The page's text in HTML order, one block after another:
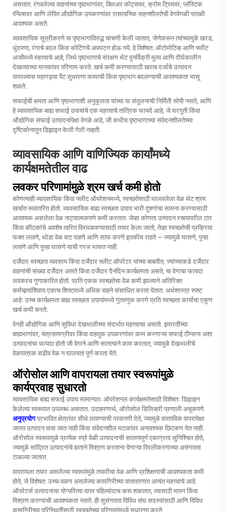
असतात. रंगवलेल्या वाहनांच्या पृष्ठभागांवर, क्लिअर कोट्सवर, क्रोम ट्रिमवर, प्लॅस्टिक
पॅनेल्सवर आणि लेपित औद्योगिक उपकरणांवर रासायनिक सहनशीलतेची वेगवेगळी पातळी
आवश्यक असते.
व्यावसायिक सूत्रीकरणे या पृष्ठभागांविरुद्ध चाचणी केली जातात, जेणेकरून त्यांच्यामुळे खरड,
धुंदपणा, रंगाचे बदल किंवा कोटिंगचे अपघटन होऊ नये. हे विशेषत: ऑटोमोटिव्ह आणि फ्लीट
अर्जांमध्ये महत्त्वाचे आहे, जिथे पृष्ठभागाचे संरक्षण थेट पुनर्विक्री मूल्य आणि दीर्घकालीन
देखाव्याच्या मानकांवर परिणाम करते. खर्च कमी करण्यासाठी खराब दर्जाचे उत्पादन
वापरल्यास महागड्या पेंट सुधारणा कामाची किंवा पृष्ठभाग बदलण्याची आवश्यकता भासू
शकते.
सफाईची क्षमता आणि पृष्ठभागाशी अनुकूलता यांच्या या संतुलनाची निर्मिती सोपी नसते, आणि
हे व्यावसायिक बाह्य सफाई उपायांचे एक महत्त्वाचे तांत्रिक फायदे आहे, जे घरगुती किंवा
औद्योगिक सफाई उत्पादनांपेक्षा वेगळे आहे, जी कधीच पृष्ठभागाच्या संवेदनशीलतेच्या
दृष्टिकोनातून डिझाइन केली गेली नव्हती.
व्यावसायिक आणि वाणिज्यिक कार्यांमध्ये
कार्यक्षमतेतील वाढ
लवकर परिणामांमुळे श्रम खर्च कमी होतो
कोणत्याही व्यावसायिक किंवा फ्लीट ऑपरेशनमध्ये, स्वच्छतेसाठी घालवलेला वेळ थेट श्रम
खर्चात रूपांतरित होतो. व्यावसायिक बाह्य स्वच्छता उपाय भारी दूषणांचा सामना करण्यासाठी
आवश्यक असलेला वेळ नाट्यात्मकपणे कमी करतात. जेव्हा कोणता उत्पादन रस्त्यावरील टार
किंवा कीटकांचे अवशेष त्वरित विरघळवण्यासाठी तयार केला जातो, तेव्हा स्वच्छतेची प्रक्रिया
फक्त लावणे, थोडा वेळ वाट पाहणे आणि साफ करणे इतकीच राहते — ज्यामुळे घासणे, पुन्हा
लावणे आणि पुन्हा घासणे याची गरज भासत नाही.
दर्जेदार स्वच्छता व्यवसाय किंवा दर्जेदार फ्लीट ऑपरेटर यांच्या बाबतीत, ज्यांच्याकडे दर्जेदार
वाहनांची संख्या दर्जेदार असते किंवा दर्जेदार दैनंदिन कार्यक्षमता असते, या वेगाचा फायदा
लवकरच गुणाकारित होतो. प्रति एकक स्वच्छतेचा वेळ कमी झाल्याने अतिरिक्त
कर्मचार्‍यांशिवाय एकाच शिफ्टमध्ये अधिक वाहने संसाधित करता येतात. अर्थशास्त्र स्पष्ट
आहे: उच्च कार्यक्षमता बाह्य स्वच्छता उपायांमध्ये गुंतवणूक करणे प्रति स्वच्छता कार्याचा एकूण
खर्च कमी करते.
वेगही औद्योगिक आणि सुविधा देखभालीच्या संदर्भात महत्त्वाचा असतो. इमारतींच्या
बाह्यभागांवर, यंत्रसामग्रीवर किंवा वाहतूक उपकरणांवर काम करणाऱ्या सफाई टीम्सना अशा
उत्पादनांचा फायदा होतो जी वेगाने आणि सातत्याने काम करतात, ज्यामुळे देखभालीचे
वेळापत्रक वाढीव वेळ न घालवता पूर्ण करता येते.
ऑरोसोल आणि वापरायला तयार स्वरूपांमुळे
कार्यप्रवाह सुधारतो
व्यावसायिक बाह्य सफाई उपाय सामान्यतः ऑपरेशनल कार्यक्षमतेसाठी विशेषतः डिझाइन
केलेल्या स्वरूपात उपलब्ध असतात. उदाहरणार्थ, ऑरोसोल डिलिव्हरी प्रणाली अचूकपणे
अनुप्रयोगप्रभावित क्षेत्रांवर सीधे लावण्याची परवानगी देते, ज्यामुळे वास्तविक वापरापेक्षा
जास्त उत्पादन वाया जात नाही किंवा संवेदनशील घटकांवर अनावश्यक छिटकण येत नाही.
ऑरोसोल स्वरूपामुळे प्रत्येक स्प्रे वेळी उत्पादनाची सातत्यपूर्ण एकाग्रता सुनिश्चित होते,
ज्यामुळे सांद्रित उत्पादनांचे हाताने मिश्रण करताना येणाऱ्या विरलीकरणाच्या असंगतता
टाळल्या जातात.
वापरायला तयार असलेल्या स्वरूपांमुळे तयारीचा वेळ आणि प्रशिक्षणाची आवश्यकता कमी
होते, जे विशेषत: उच्च-वळण असलेल्या कामगिरीच्या वातावरणात अत्यंत महत्त्वाचे आहे.
ऑपरेटर्स उत्पादनाचा योग्यरित्या वापर पहिल्यांदाच करू शकतात, त्यासाठी मापन किंवा
मिश्रण करण्याची आवश्यकता नसते. ही सुसंगतता विविध संघ सदस्यांसाठी आणि विविध
कामगिरीच्या परिस्थितींसाठी स्वच्छतेच्या परिणामांमध्ये सुधारणा करते.